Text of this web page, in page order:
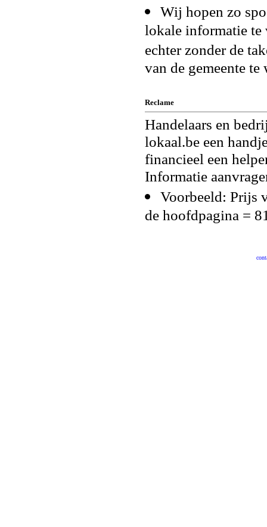
Wij hopen zo
lokale informatie te
echter zonder de
van de gemeente
Reclame
Handelaars en
lokaal.be een
financieel een
Informatie
Voorbeeld: Prijs
de hoofdpagina =